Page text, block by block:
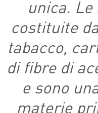
unica.
costituite
tabacco,
di fibre di
e sono
materie